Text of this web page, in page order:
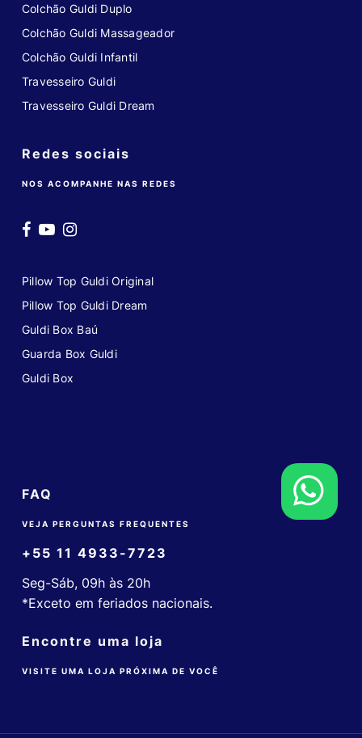
Colchão Guldi Duplo
Colchão Guldi Massageador
Colchão Guldi Infantil
Travesseiro Guldi
Travesseiro Guldi Dream
Redes sociais
NOS ACOMPANHE NAS REDES
Pillow Top Guldi Original
Pillow Top Guldi Dream
Guldi Box Baú
Guarda Box Guldi
Guldi Box
FAQ
VEJA PERGUNTAS FREQUENTES
+55 11 4933-7723
Seg-Sáb, 09h às 20h
*Exceto em feriados nacionais.
Encontre uma loja
VISITE UMA LOJA PRÓXIMA DE VOCÊ